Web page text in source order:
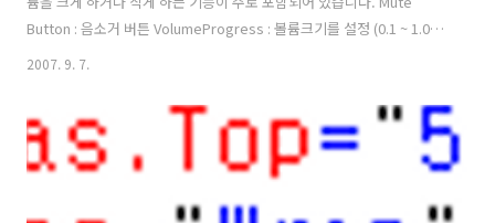
Button : 음소거 버튼 VolumeProgress : 볼륨크기를 설정 (0.1 ~ 1.0)
을 합니다. VolumeDuration_MouseLeftButtonDown,
VolumeProgress_MouseLeftButtonDown 두 이벤트는 마우스 클릭
한 위치의 좌표값을 계산하여 0.1~1.0까지 볼륨을 조절합니다. pt는 마
우스의 X 좌표값이고 이것을 VolumeDuration의 Width값..
2007. 9. 7.